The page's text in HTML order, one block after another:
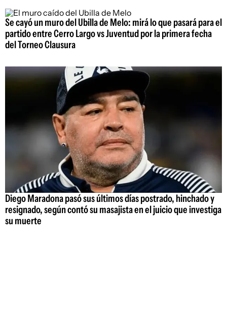
Se cayó un muro del Ubilla de Melo: mirá lo que pasará para el
partido entre Cerro Largo vs Juventud por la primera fecha
del Torneo Clausura
Diego Maradona pasó sus últimos días postrado, hinchado y
resignado, según contó su masajista en el juicio que investiga
su muerte